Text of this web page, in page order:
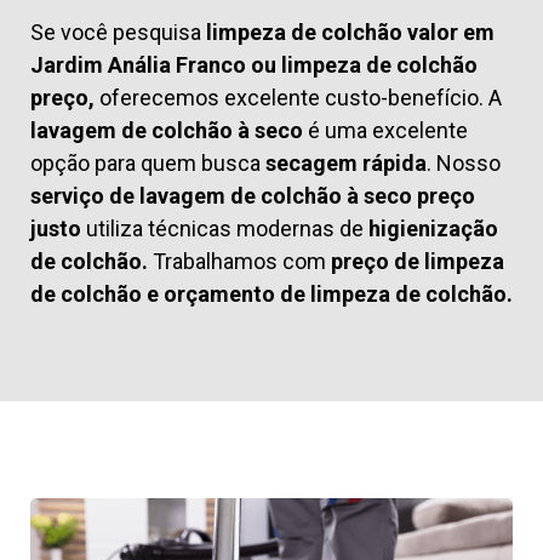
Se você pesquisa limpeza de colchão valor em
Jardim Anália Franco ou limpeza de colchão
preço, oferecemos excelente custo-benefício. A
lavagem de colchão à seco é uma excelente
opção para quem busca secagem rápida. Nosso
serviço de lavagem de colchão à seco preço
justo utiliza técnicas modernas de higienização
de colchão. Trabalhamos com preço de limpeza
de colchão e orçamento de limpeza de colchão.